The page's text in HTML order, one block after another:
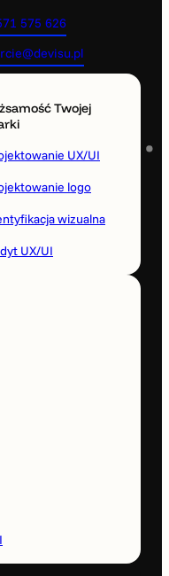
575 626
Twojej
UX/UI
logo
wizualna
UX/UI